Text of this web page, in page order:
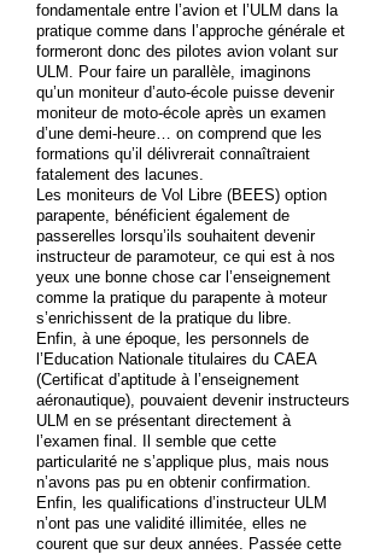
fondamentale entre l’avion et l’ULM dans la
pratique comme dans l’approche générale et
formeront donc des pilotes avion volant sur
ULM. Pour faire un parallèle, imaginons
qu’un moniteur d’auto-école puisse devenir
moniteur de moto-école après un examen
d’une demi-heure… on comprend que les
formations qu’il délivrerait connaîtraient
fatalement des lacunes.
Les moniteurs de Vol Libre (BEES) option
parapente, bénéficient également de
passerelles lorsqu’ils souhaitent devenir
instructeur de paramoteur, ce qui est à nos
yeux une bonne chose car l’enseignement
comme la pratique du parapente à moteur
s’enrichissent de la pratique du libre.
Enfin, à une époque, les personnels de
l’Education Nationale titulaires du CAEA
(Certificat d’aptitude à l’enseignement
aéronautique), pouvaient devenir instructeurs
ULM en se présentant directement à
l’examen final. Il semble que cette
particularité ne s’applique plus, mais nous
n’avons pas pu en obtenir confirmation.
Enfin, les qualifications d’instructeur ULM
n’ont pas une validité illimitée, elles ne
courent que sur deux années. Passée cette